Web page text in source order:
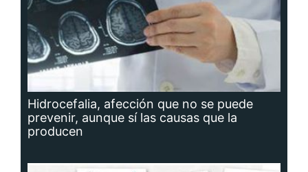
Hidrocefalia, afección que no se puede
prevenir, aunque sí las causas que la
producen